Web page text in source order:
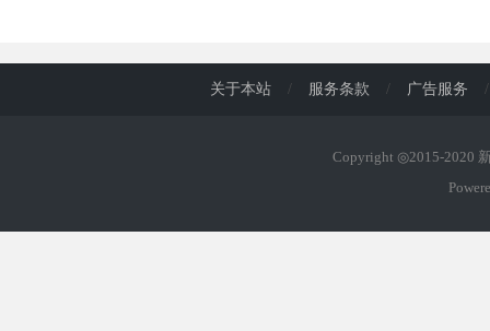
关于本站 / 服务条款 / 广告服务 /
Copyright ◎2015-2020